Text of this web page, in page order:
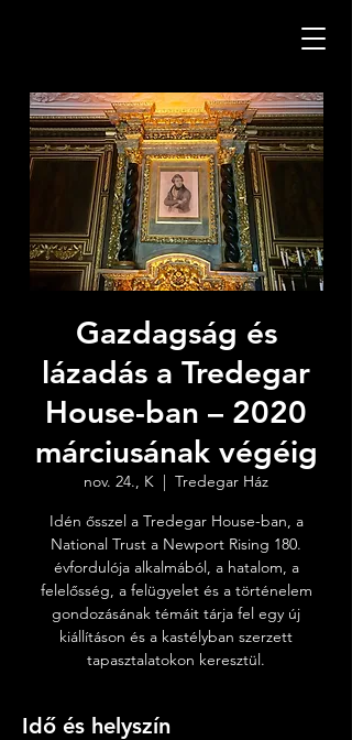
Gazdagság és
lázadás a Tredegar
House-ban – 2020
márciusának végéig
nov. 24., K
  |
Tredegar Ház
Idén ősszel a Tredegar House-ban, a
National Trust a Newport Rising 180.
évfordulója alkalmából, a hatalom, a
felelősség, a felügyelet és a történelem
gondozásának témáit tárja fel egy új
kiállításon és a kastélyban szerzett
tapasztalatokon keresztül.
Idő és helyszín